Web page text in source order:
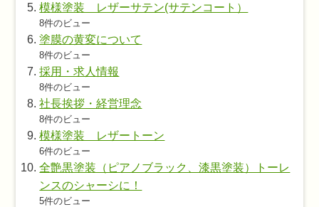
模様塗装 レザーサテン(サテンコート）
8件のビュー
塗膜の黄変について
8件のビュー
採用・求人情報
8件のビュー
社長挨拶・経営理念
8件のビュー
模様塗装 レザートーン
6件のビュー
全艶黒塗装（ピアノブラック、漆黒塗装）トーレ
ンスのシャーシに！
5件のビュー